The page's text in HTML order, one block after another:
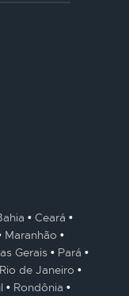
Ceará
Maranhão
Gerais
Pará
Rio de Janeiro
Rondônia